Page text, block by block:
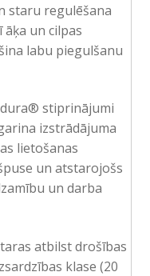
staru regulēšana
un cilpas
labu piegulšanu
stiprinājumi
izstrādājuma
lietošanas
un atstarojošs
un darba
atbilst drošības
klase (20